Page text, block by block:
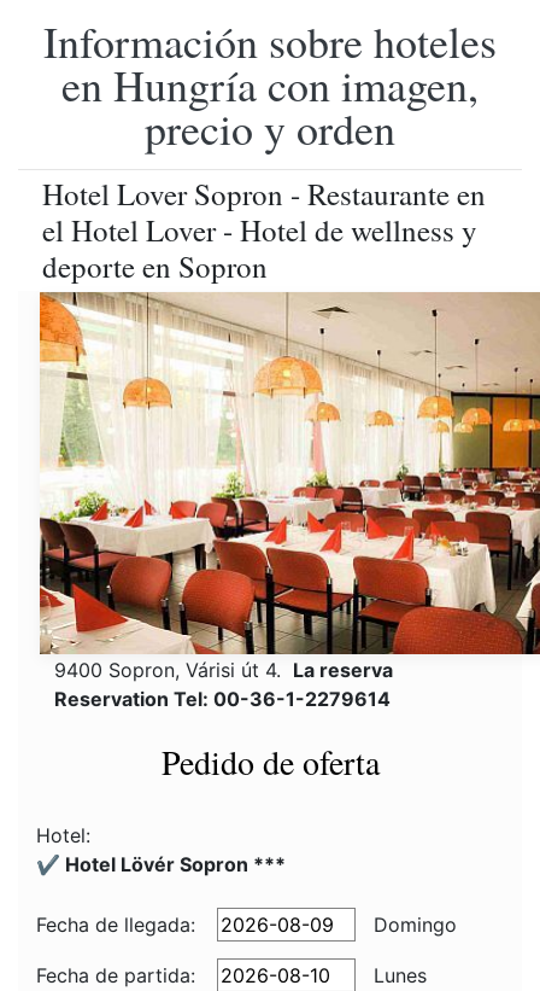
Información sobre hoteles
en Hungría con imagen,
precio y orden
Hotel Lover Sopron - Restaurante en
el Hotel Lover - Hotel de wellness y
deporte en Sopron
9400 Sopron, Várisi út 4. La reserva
Reservation Tel: 00-36-1-2279614
Pedido de oferta
Hotel:
✔️ Hotel Lövér Sopron ***
Fecha de llegada: Domingo
Fecha de partida:
Lunes